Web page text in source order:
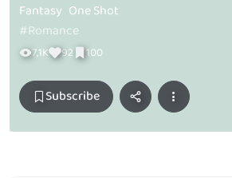
Fantasy One Shot
#Romance
7,1K 92 100
Subscribe